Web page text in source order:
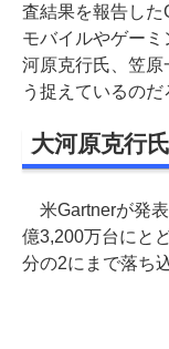
査結果を報告した
モバイルやゲー
河原克行氏、笠
う捉えているのだ
大河原克行
米Gartnerが発
億3,200万台にと
分の2にまで落ち